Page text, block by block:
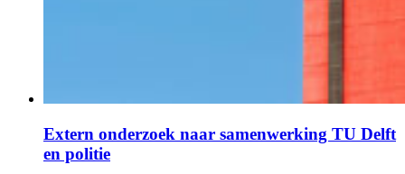
Extern onderzoek naar samenwerking TU Delft
en politie